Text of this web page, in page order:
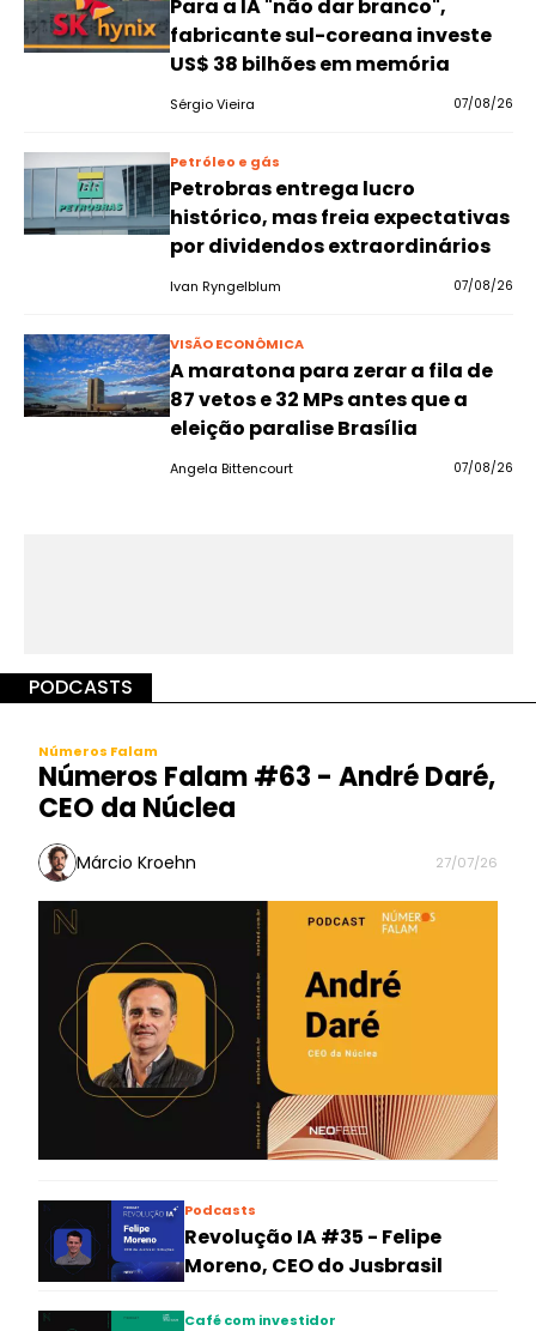
Para a IA "não dar branco",
fabricante sul-coreana investe
US$ 38 bilhões em memória
Sérgio Vieira 07/08/26
Petróleo e gás
Petrobras entrega lucro
histórico, mas freia expectativas
por dividendos extraordinários
Ivan Ryngelblum 07/08/26
VISÃO ECONÔMICA
A maratona para zerar a fila de
87 vetos e 32 MPs antes que a
eleição paralise Brasília
Angela Bittencourt 07/08/26
PODCASTS
Números Falam
Números Falam #63 - André Daré,
CEO da Núclea
Márcio Kroehn 27/07/26
Podcasts
Revolução IA #35 - Felipe
Moreno, CEO do Jusbrasil
Café com investidor